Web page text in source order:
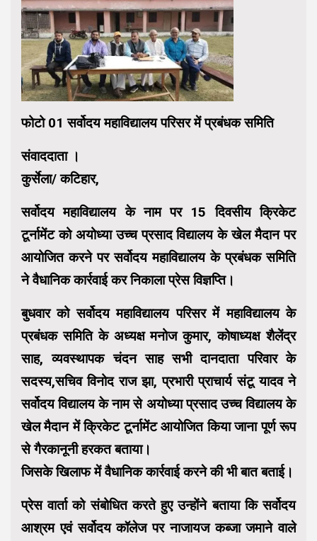
फोटो 01 सर्वोदय महाविद्यालय परिसर में प्रबंधक समिति
संवाददाता ।
कुर्सेला/ कटिहार,
सर्वोदय महाविद्यालय के नाम पर 15 दिवसीय क्रिकेट
टूर्नामेंट को अयोध्या उच्च प्रसाद विद्यालय के खेल मैदान पर
आयोजित करने पर सर्वोदय महाविद्यालय के प्रबंधक समिति
ने वैधानिक कार्रवाई कर निकाला प्रेस विज्ञप्ति।
बुधवार को सर्वोदय महाविद्यालय परिसर में महाविद्यालय के
प्रबंधक समिति के अध्यक्ष मनोज कुमार, कोषाध्यक्ष शैलेंद्र
साह, व्यवस्थापक चंदन साह सभी दानदाता परिवार के
सदस्य,सचिव विनोद राज झा, प्रभारी प्राचार्य संटू यादव ने
सर्वोदय विद्यालय के नाम से अयोध्या प्रसाद उच्च विद्यालय के
खेल मैदान में क्रिकेट टूर्नामेंट आयोजित किया जाना पूर्ण रूप
से गैरकानूनी हरकत बताया।
जिसके खिलाफ में वैधानिक कार्रवाई करने की भी बात बताई।
प्रेस वार्ता को संबोधित करते हुए उन्होंने बताया कि सर्वोदय
आश्रम एवं सर्वोदय कॉलेज पर नाजायज कब्जा जमाने वाले